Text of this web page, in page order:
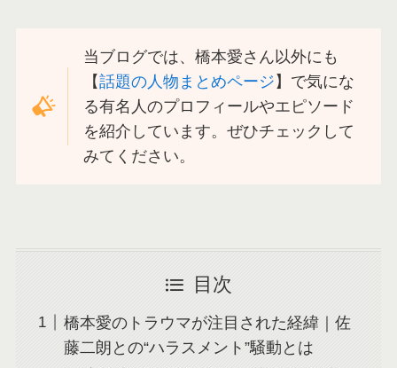
当ブログでは、橋本愛さん以外にも
【話題の人物まとめページ 】で気にな
る有名人のプロフィールやエピソード
を紹介しています。ぜひチェックして
みてください。
目次
橋本愛のトラウマが注目された経緯｜佐
藤二朗との“ハラスメント”騒動とは